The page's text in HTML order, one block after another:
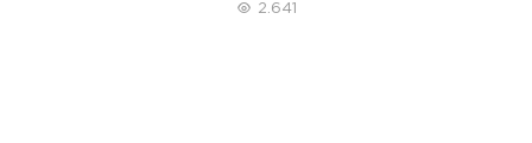
2.641